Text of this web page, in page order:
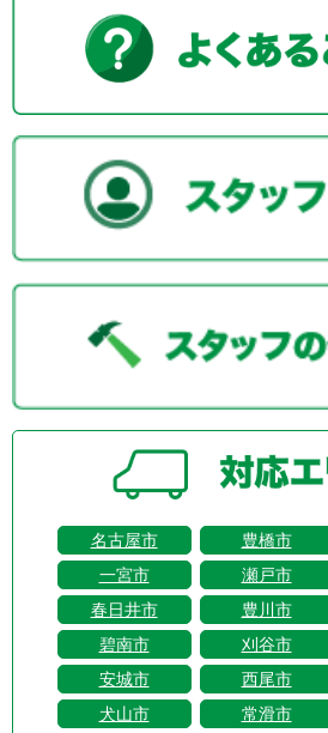
名古屋市 豊橋市
一宮市
瀬戸市
春日井市
豊川市
碧南市
刈谷市
安城市
西尾市
犬山市
常滑市